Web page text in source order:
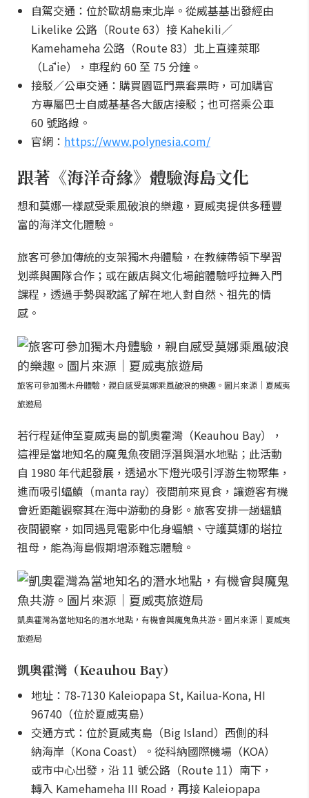
自駕交通：位於歐胡島東北岸。從威基基出發經由
Likelike 公路（Route 63）接 Kahekili／
Kamehameha 公路（Route 83）北上直達萊耶
（Lāʻie），車程約 60 至 75 分鐘。
接駁／公車交通：購買園區門票套票時，可加購官
方專屬巴士自威基基各大飯店接駁；也可搭乘公車
60 號路線。
官網： https://www.polynesia.com/
跟著《海洋奇緣》體驗海島文化
想和莫娜一樣感受乘風破浪的樂趣，夏威夷提供多種豐
富的海洋文化體驗。
旅客可參加傳統的支架獨木舟體驗，在教練帶領下學習
划槳與團隊合作；或在飯店與文化場館體驗呼拉舞入門
課程，透過手勢與歌謠了解在地人對自然、祖先的情
感。
旅客可參加獨木舟體驗，親自感受莫娜乘風破浪的樂趣。圖片來源｜夏威夷
旅遊局
若行程延伸至夏威夷島的凱奧霍灣（Keauhou Bay），
這裡是當地知名的魔鬼魚夜間浮潛與潛水地點；此活動
自 1980 年代起發展，透過水下燈光吸引浮游生物聚集，
進而吸引蝠鱝（manta ray）夜間前來覓食，讓遊客有機
會近距離觀察其在海中游動的身影。旅客安排一趟蝠鱝
夜間觀察，如同遇見電影中化身蝠鱝、守護莫娜的塔拉
祖母，能為海島假期增添難忘體驗。
凱奧霍灣為當地知名的潛水地點，有機會與魔鬼魚共游。圖片來源｜夏威夷
旅遊局
凱奧霍灣（Keauhou Bay）
地址：78-7130 Kaleiopapa St, Kailua-Kona, HI
96740（位於夏威夷島）
交通方式：位於夏威夷島（Big Island）西側的科
納海岸（Kona Coast）。從科納國際機場（KOA）
或市中心出發，沿 11 號公路（Route 11）南下，
轉入 Kamehameha III Road，再接 Kaleiopapa